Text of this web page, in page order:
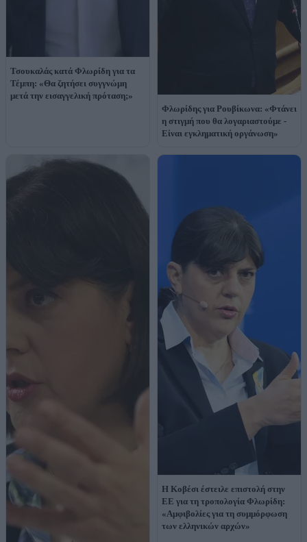
Τσουκαλάς κατά Φλωρίδη για τα
Τέμπη: «Θα ζητήσει συγγνώμη
μετά την εισαγγελική πρόταση;»
Φλωρίδης για Ρουβίκωνα: «Φτάνει
η στιγμή που θα λογαριαστούμε -
Είναι εγκληματική οργάνωση»
Η Κοβέσι έστειλε επιστολή στην
ΕΕ για τη τροπολογία Φλωρίδη:
«Αμφιβολίες για τη συμμόρφωση
των ελληνικών αρχών»